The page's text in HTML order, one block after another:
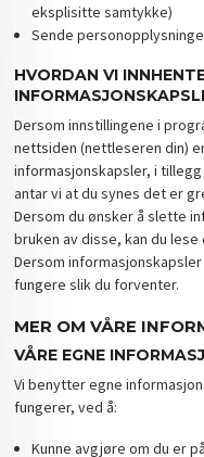
eksplisitte samtykke)
Sende
HVORDAN VI
Dersom innstillingene i
nettsiden (nettleseren din)
informasjonskapsler, i
antar vi at du synes det er
Dersom du ønsker å slette
bruken av disse, kan du
Dersom
fungere slik du forventer.
MER OM VÅRE
VÅRE EGNE
Vi benytter egne
fungerer, ved å:
Kunne avgjøre om du er